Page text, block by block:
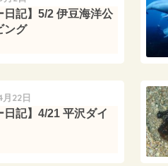
日記】5/2 伊豆海洋公
ング
22日
日記】4/21 平沢ダイ